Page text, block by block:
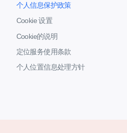
个人信息保护政策
Cookie 设置
Cookie的说明
定位服务使用条款
个人位置信息处理方针